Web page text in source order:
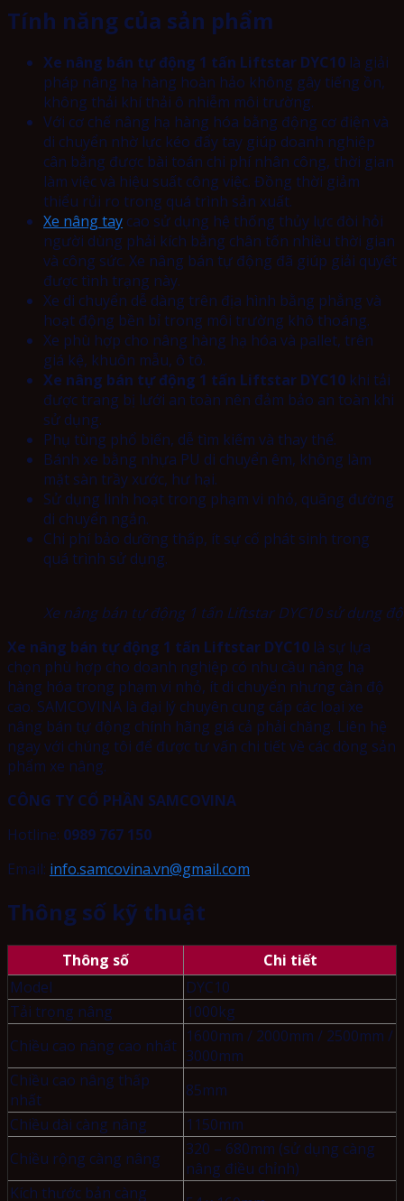
Tính năng của sản phẩm
Xe nâng bán tự động 1 tấn Liftstar DYC10 là giải
pháp nâng hạ hàng hoàn hảo không gây tiếng ồn,
không thải khí thải ô nhiễm môi trường.
Với cơ chế nâng hạ hàng hóa bằng động cơ điện và
di chuyển nhờ lực kéo đẩy tay giúp doanh nghiệp
cân bằng được bài toán chi phí nhân công, thời gian
làm việc và hiệu suất công việc. Đồng thời giảm
thiểu rủi ro trong quá trình sản xuất.
Xe nâng tay cao sử dụng hệ thống thủy lực đòi hỏi
người dùng phải kích bằng chân tốn nhiều thời gian
và công sức. Xe nâng bán tự động đã giúp giải quyết
được tình trạng này.
Xe di chuyển dễ dàng trên địa hình bằng phẳng và
hoạt động bền bỉ trong môi trường khô thoáng.
Xe phù hợp cho nâng hàng hạ hóa và pallet, trên
giá kệ, khuôn mẫu, ô tô.
Xe nâng bán tự động 1 tấn Liftstar DYC10 khi tải
được trang bị lưới an toàn nên đảm bảo an toàn khi
sử dụng.
Phụ tùng phổ biến, dễ tìm kiếm và thay thế.
Bánh xe bằng nhựa PU di chuyển êm, không làm
mặt sàn trầy xước, hư hại.
Sử dụng linh hoạt trong phạm vi nhỏ, quãng đường
di chuyển ngắn.
Chi phí bảo dưỡng thấp, ít sự cố phát sinh trong
quá trình sử dụng.
Xe nâng bán tự động 1 tấn Liftstar DYC10 sử dụng
Xe nâng bán tự động 1 tấn Liftstar DYC10 là sự lựa
chọn phù hợp cho doanh nghiệp có nhu cầu nâng hạ
hàng hóa trong phạm vi nhỏ, ít di chuyển nhưng cần độ
cao. SAMCOVINA là đại lý chuyên cung cấp các loại xe
nâng bán tự động chính hãng giá cả phải chăng. Liên hệ
ngay với chúng tôi để được tư vấn chi tiết về các dòng sản
phẩm xe nâng.
CÔNG TY CỔ PHẦN SAMCOVINA
Hotline: 0989 767 150
Email: info.samcovina.vn@gmail.com
Thông số kỹ thuật
Thông số
Chi tiết
Model
DYC10
Tải trọng nâng
1000kg
Chiều cao nâng cao nhất 1600mm / 2000mm / 2500mm /
3000mm
Chiều cao nâng thấp
nhất
85mm
Chiều dài càng nâng
1150mm
Chiều rộng càng nâng
320 – 680mm (sử dụng càng
nâng điều chỉnh)
Kích thước bản càng